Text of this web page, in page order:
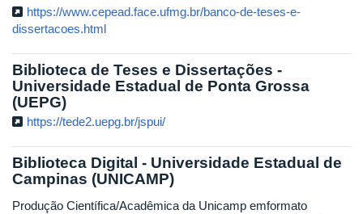
https://www.cepead.face.ufmg.br/banco-de-teses-e-
dissertacoes.html
Biblioteca de Teses e Dissertações -
Universidade Estadual de Ponta Grossa
(UEPG)
https://tede2.uepg.br/jspui/
Biblioteca Digital - Universidade Estadual de
Campinas (UNICAMP)
Produção Científica/Acadêmica da Unicamp emformato